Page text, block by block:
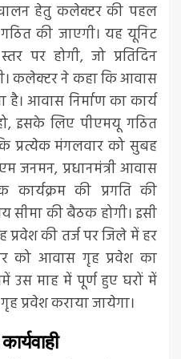
हेतु कलेक्टर की पहल
गठित की जाएगी। यह यूनिट
पर होगी, जो प्रतिदिन
कलेक्टर ने कहा कि आवास
है। आवास निर्माण का कार्य
इसके लिए पीएमयू गठित
प्रत्येक मंगलवार को सुबह
जनमन, प्रधानमंत्री आवास
कार्यक्रम की प्रगति की
सीमा की बैठक होगी। इसी
की तर्ज पर जिले में हर
को आवास गृह प्रवेश का
उस माह में पूर्ण हुए घरों में
प्रवेश कराया जायेगा।